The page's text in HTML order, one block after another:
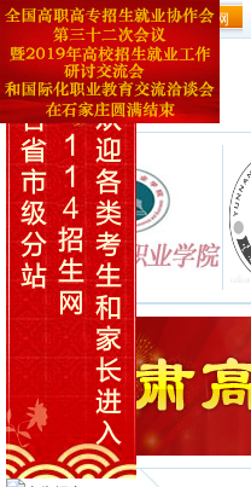
协作会官方网站 114就业网